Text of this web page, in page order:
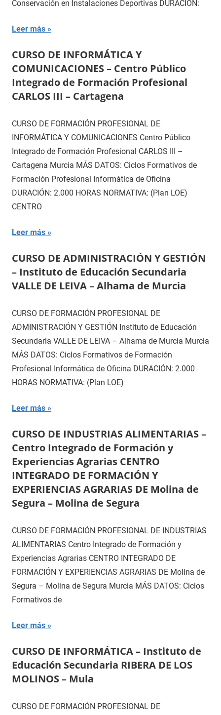
Conservación en Instalaciones Deportivas DURACIÓN:
Leer más
CURSO DE INFORMÁTICA Y
COMUNICACIONES – Centro Público
Integrado de Formación Profesional
CARLOS III – Cartagena
CURSO DE FORMACIÓN PROFESIONAL DE
INFORMÁTICA Y COMUNICACIONES Centro Público
Integrado de Formación Profesional CARLOS III –
Cartagena Murcia MÁS DATOS: Ciclos Formativos de
Formación Profesional Informática de Oficina
DURACIÓN: 2.000 HORAS NORMATIVA: (Plan LOE)
CENTRO
Leer más
CURSO DE ADMINISTRACIÓN Y GESTIÓN
– Instituto de Educación Secundaria
VALLE DE LEIVA – Alhama de Murcia
CURSO DE FORMACIÓN PROFESIONAL DE
ADMINISTRACIÓN Y GESTIÓN Instituto de Educación
Secundaria VALLE DE LEIVA – Alhama de Murcia Murcia
MÁS DATOS: Ciclos Formativos de Formación
Profesional Informática de Oficina DURACIÓN: 2.000
HORAS NORMATIVA: (Plan LOE)
Leer más
CURSO DE INDUSTRIAS ALIMENTARIAS –
Centro Integrado de Formación y
Experiencias Agrarias CENTRO
INTEGRADO DE FORMACIÓN Y
EXPERIENCIAS AGRARIAS DE Molina de
Segura – Molina de Segura
CURSO DE FORMACIÓN PROFESIONAL DE INDUSTRIAS
ALIMENTARIAS Centro Integrado de Formación y
Experiencias Agrarias CENTRO INTEGRADO DE
FORMACIÓN Y EXPERIENCIAS AGRARIAS DE Molina de
Segura – Molina de Segura Murcia MÁS DATOS: Ciclos
Formativos de
Leer más
CURSO DE INFORMÁTICA – Instituto de
Educación Secundaria RIBERA DE LOS
MOLINOS – Mula
CURSO DE FORMACIÓN PROFESIONAL DE